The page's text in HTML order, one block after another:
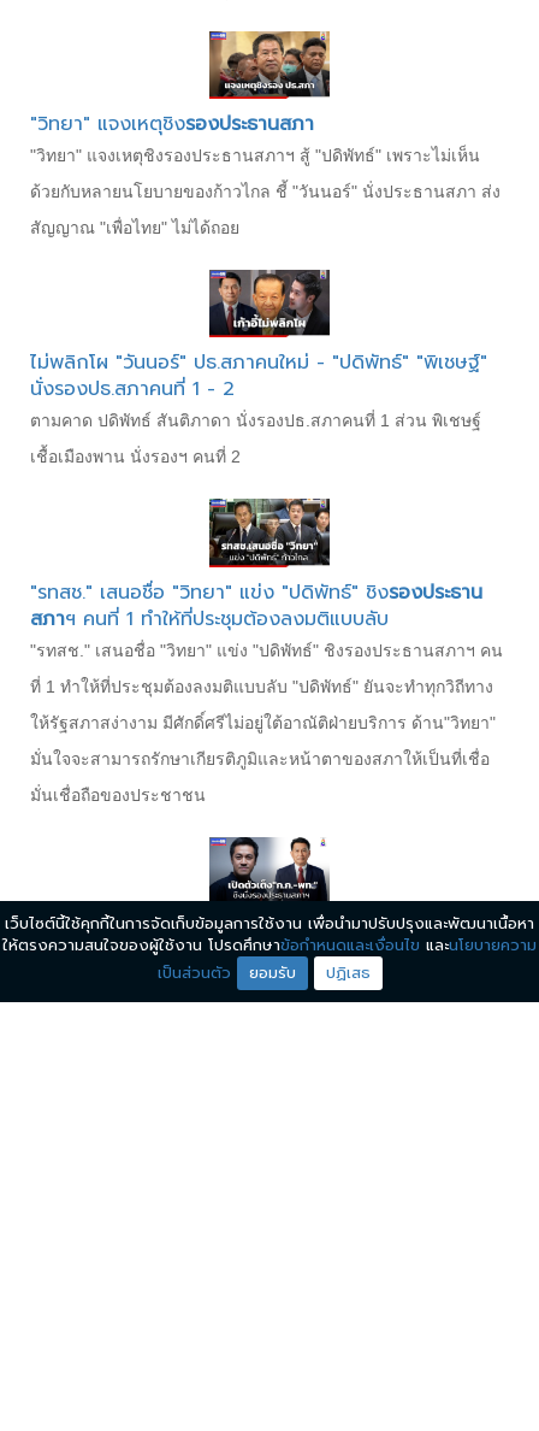
"วิทยา" แจงเหตุชิงรองประธานสภา
"วิทยา" แจงเหตุชิงรองประธานสภาฯ สู้ "ปดิพัทธ์" เพราะไม่เห็น
ด้วยกับหลายนโยบายของก้าวไกล ชี้ "วันนอร์" นั่งประธานสภา ส่ง
สัญญาณ "เพื่อไทย" ไม่ได้ถอย
ไม่พลิกโผ "วันนอร์" ปธ.สภาคนใหม่ - "ปดิพัทธ์" "พิเชษฐ์"
นั่งรองปธ.สภาคนที่ 1 - 2
ตามคาด ปดิพัทธ์ สันติภาดา นั่งรองปธ.สภาคนที่ 1 ส่วน พิเชษฐ์
เชื้อเมืองพาน นั่งรองฯ คนที่ 2
"รทสช." เสนอชื่อ "วิทยา" แข่ง "ปดิพัทธ์" ชิงรองประธาน
สภาฯ คนที่ 1 ทำให้ที่ประชุมต้องลงมติแบบลับ
"รทสช." เสนอชื่อ "วิทยา" แข่ง "ปดิพัทธ์" ชิงรองประธานสภาฯ คน
ที่ 1 ทำให้ที่ประชุมต้องลงมติแบบลับ "ปดิพัทธ์" ยันจะทำทุกวิถีทาง
ให้รัฐสภาสง่างาม มีศักดิ์ศรีไม่อยู่ใต้อาณัติฝ่ายบริการ ด้าน"วิทยา"
มั่นใจจะสามารถรักษาเกียรติภูมิและหน้าตาของสภาให้เป็นที่เชื่อ
มั่นเชื่อถือของประชาชน
เปิดชื่อตัวเต็งชิงนั่งรองประธานสภา"ก้าวไกล-เพื่อไทย"
เปิดชื่อตัวเต็งชิงนั่งรองประธานสภา "ก้าวไกล-เพื่อไทย"
เว็บไซต์นี้ใช้คุกกี้ในการจัดเก็บข้อมูลการใช้งาน เพื่อนำมาปรับปรุงและพัฒนาเนื้อหา
ให้ตรงความสนใจของผู้ใช้งาน โปรดศึกษาข้อกำหนดและเงื่อนไข และนโยบายความ
เป็นส่วนตัว
ยอมรับ ปฏิเสธ